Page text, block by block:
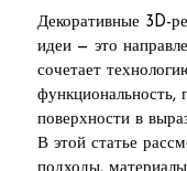
Декоративные 3D-
идеи — это
сочетает
функциональность,
поверхности в
В этой статье
подходы,